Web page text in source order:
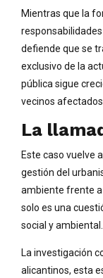
Mientras que la
defiende que se
exclusivo de la
pública sigue
vecinos
La
Este caso vuelve
gestión del
ambiente frente a
solo es una
social y ambiental.
La investigación
alicantinos, esta